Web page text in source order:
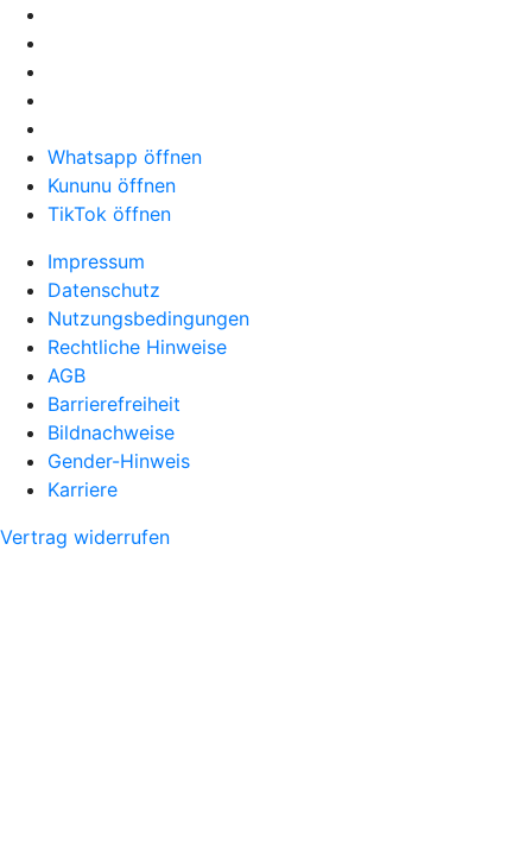
Whatsapp öffnen
Kununu öffnen
TikTok öffnen
Impressum
Datenschutz
Nutzungsbedingungen
Rechtliche Hinweise
AGB
Barrierefreiheit
Bildnachweise
Gender-Hinweis
Karriere
Vertrag widerrufen